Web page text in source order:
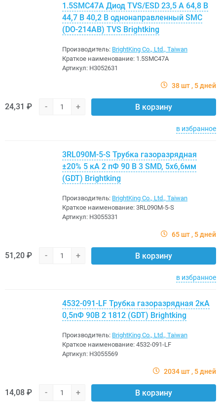
1.5SMC47A Диод TVS/ESD 23,5 А 64,8 В
44,7 В 40,2 В однонаправленный SMC
(DO-214AB) TVS Brightking
Производитель: BrightKing Co., Ltd., Taiwan
Краткое наименование: 1.5SMC47A
Артикул: H3052631
38 шт 5 дней
24,31 ₽ - + В корзину
в избранное
3RL090M-5-S Трубка газоразрядная
±20% 5 кА 2 пФ 90 В 3 SMD, 5x6,6мм
(GDT) Brightking
Производитель: BrightKing Co., Ltd., Taiwan
Краткое наименование: 3RL090M-5-S
Артикул: H3055331
65 шт 5 дней
51,20 ₽ - + В корзину
в избранное
4532-091-LF Трубка газоразрядная 2кА
0,5пФ 90В 2 1812 (GDT) Brightking
Производитель: BrightKing Co., Ltd., Taiwan
Краткое наименование: 4532-091-LF
Артикул: H3055569
2034 шт 5 дней
14,08 ₽ - + В корзину